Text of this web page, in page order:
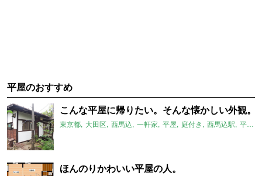
平屋のおすすめ
こんな平屋に帰りたい。そんな懐かしい外観。
東京都 大田区 西馬込 一軒家 平屋 庭付き 西馬込駅 平屋のおすすめ
ほんのりかわいい平屋の人。